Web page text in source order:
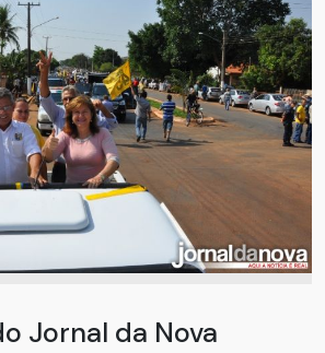
Jornal da Nova